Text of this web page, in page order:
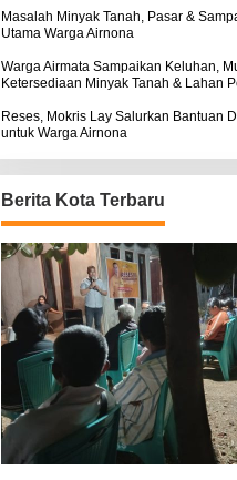
Masalah Minyak Tanah, Pasar &
Utama Warga Airnona
Warga Airmata Sampaikan Keluhan,
Ketersediaan Minyak Tanah & Lahan
Reses, Mokris Lay Salurkan Bantuan
untuk Warga Airnona
Berita Kota Terbaru